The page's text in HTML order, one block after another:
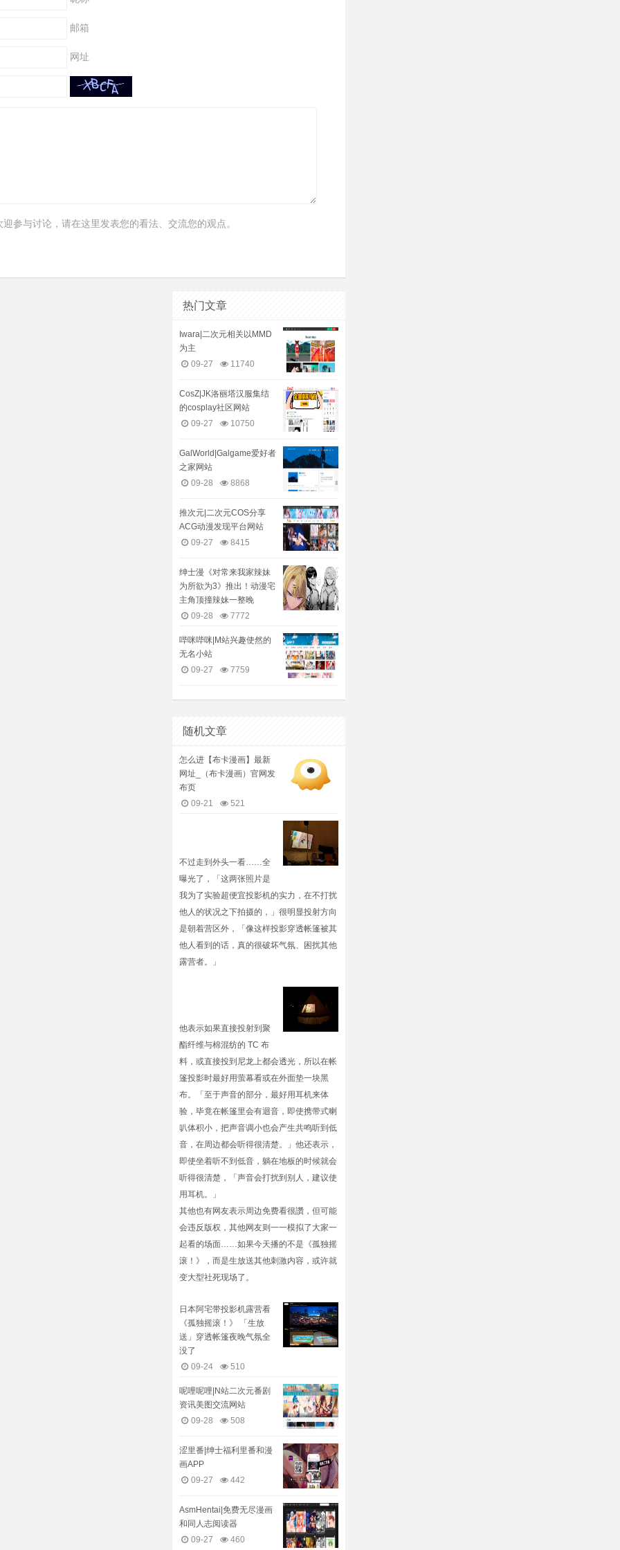
邮箱
网址
参与讨论，请在这里发表您的看法、交流您的观点。
热门文章
Iwara|二次元相关以MMD
为主
09-27
11740
CosZ|JK洛丽塔汉服集结
的cosplay社区网站
09-27
10750
GalWorld|Galgame爱好者
之家网站
09-28
8868
推次元|二次元COS分享
ACG动漫发现平台网站
09-27
8415
绅士漫《对常来我家辣妹
为所欲为3》推出！动漫宅
主角顶撞辣妹一整晚
09-28
7772
哔咪哔咪|M站兴趣使然的
无名小站
09-27
7759
随机文章
怎么进【布卡漫画】最新
网址_（布卡漫画）官网发
布页
09-21
521
不过走到外头一看……全
曝光了，「这两张照片是
我为了实验超便宜投影机的实力，在不打扰
他人的状况之下拍摄的，」很明显投射方向
是朝着营区外，「像这样投影穿透帐篷被其
他人看到的话，真的很破坏气氛、困扰其他
露营者。」
他表示如果直接投射到聚
酯纤维与棉混纺的 TC 布
料，或直接投到尼龙上都会透光，所以在帐
篷投影时最好用萤幕看或在外面垫一块黑
布。「至于声音的部分，最好用耳机来体
验，毕竟在帐篷里会有迴音，即使携带式喇
叭体积小，把声音调小也会产生共鸣听到低
音，在周边都会听得很清楚。」他还表示，
即使坐着听不到低音，躺在地板的时候就会
听得很清楚，「声音会打扰到别人，建议使
用耳机。」
其他也有网友表示周边免费看很讚，但可能
会违反版权，其他网友则一一模拟了大家一
起看的场面……如果今天播的不是《孤独摇
滚！》，而是生放送其他刺激内容，或许就
变大型社死现场了。
日本阿宅带投影机露营看
《孤独摇滚！》 「生放
送」穿透帐篷夜晚气氛全
没了
09-24
510
呢哩呢哩|N站二次元番剧
资讯美图交流网站
09-28
508
涩里番|绅士福利里番和漫
画APP
09-27
442
AsmHentai|免费无尽漫画
和同人志阅读器
09-27
460